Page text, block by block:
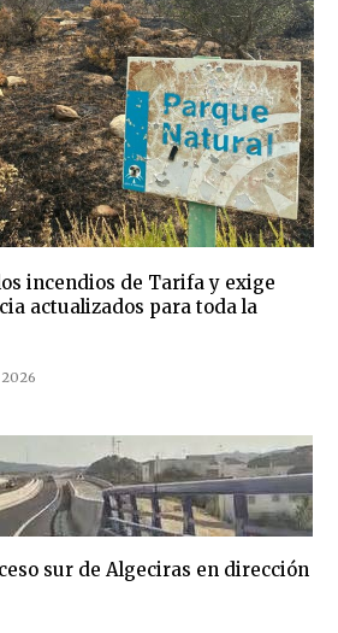
incendios de Tarifa y exige
actualizados para toda la
sur de Algeciras en dirección